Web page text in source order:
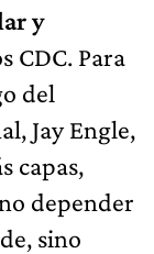
y
CDC. Para
del
Jay Engle,
capas,
depender
sino